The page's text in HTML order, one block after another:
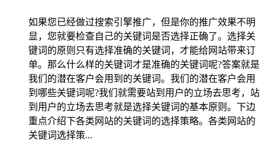
如果您已经做过搜索引擎推广，但是你的推广效果不明
显，您就要检查自己的关键词是否选择正确了。选择关
键词的原则只有选择准确的关键词，才能给网站带来订
单。那么什么样的关键词才是准确的关键词呢?答案就是
我们的潜在客户会用到的关键词。我们的潜在客户会用
到哪些关键词呢?我们就需要站到用户的立场去思考，站
到用户的立场去思考就是选择关键词的基本原则。下边
重点介绍下各类网站的关键词的选择策略。各类网站的
关键词选择策...